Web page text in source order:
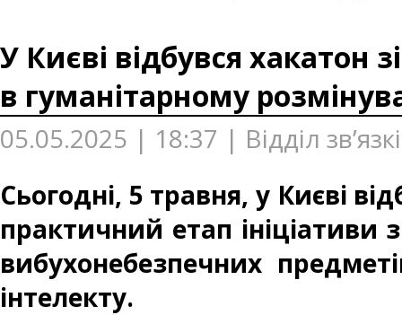
У Києві відбувся хакатон
в гуманітарному
05.05.2025 | 18:37 | Відділ
Сьогодні, 5 травня, у Києві
практичний етап ініціативи
вибухонебезпечних
інтелекту.